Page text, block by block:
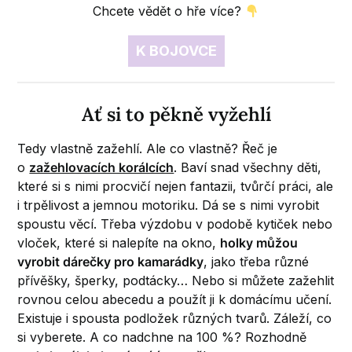
Chcete vědět o hře více?
K BOJOVCE
Ať si to pěkně vyžehlí
Tedy vlastně zažehlí. Ale co vlastně? Řeč je
o zažehlovacích korálcích. Baví snad všechny děti,
které si s nimi procvičí nejen fantazii, tvůrčí práci, ale
i trpělivost a jemnou motoriku. Dá se s nimi vyrobit
spoustu věcí. Třeba výzdobu v podobě kytiček nebo
vloček, které si nalepíte na okno, holky můžou
vyrobit dárečky pro kamarádky, jako třeba různé
přívěšky, šperky, podtácky… Nebo si můžete zažehlit
rovnou celou abecedu a použít ji k domácímu učení.
Existuje i spousta podložek různých tvarů. Záleží, co
si vyberete. A co nadchne na 100 %? Rozhodně